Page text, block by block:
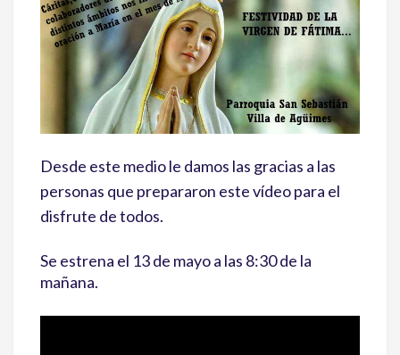
Desde este medio le damos las gracias a las
personas que prepararon este vídeo para el
disfrute de todos.
Se estrena el 13 de mayo a las 8:30 de la
mañana.